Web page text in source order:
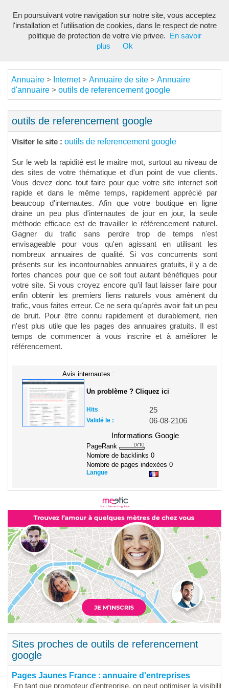
Annuaire > Internet> Annuaire de site > Annuaire
d'annuaire > outils de referencement google
outils de referencement google
Visiter le site : outils de referencement google
Sur le web la rapidité est le maitre mot, surtout au niveau de
des sites de votre thématique et d'un point de vue clients.
Vous devez donc tout faire pour que votre site internet soit
rapide et dans le même temps, rapidement apprécié par
beaucoup d'internautes. Afin que votre boutique en ligne
draine un peu plus d'internautes de jour en jour, la seule
méthode efficace est de travailler le référencement naturel.
Gagner du trafic sans perdre trop de temps n'est
envisageable pour vous qu'en agissant en utilisant les
nombreux annuaires de qualité. Si vos concurrents sont
présents sur les incontournables annuaires gratuits, il y a de
fortes chances pour que ce soit tout autant bénéfiques pour
votre site. Si vous croyez encore qu'il faut laisser faire pour
enfin obtenir les premiers liens naturels vous amènent du
trafic, vous faites erreur. Ce ne sera qu'après avoir fait un peu
de bruit. Pour être connu rapidement et durablement, rien
n'est plus utile que les pages des annuaires gratuits. Il est
temps de commencer à vous inscrire et à améliorer le
référencement.
Avis internautes :
Un problème ? Cliquez ici
Hits 25
Validé le :
06-08-2106
Informations Google
PageRank
Nombre de backlinks 0
Nombre de pages indexées 0
Langue
Sites proches de outils de referencement
google
Pages Jaunes France : annuaire d'entreprises
En tant que promoteur d’entreprise, on peut optimiser la visibilité
En poursuivant votre navigation sur notre site, vous acceptez
l'installation et l'utilisation de cookies, dans le respect de notre
politique de protection de votre vie privee.
En savoir
plus
Ok